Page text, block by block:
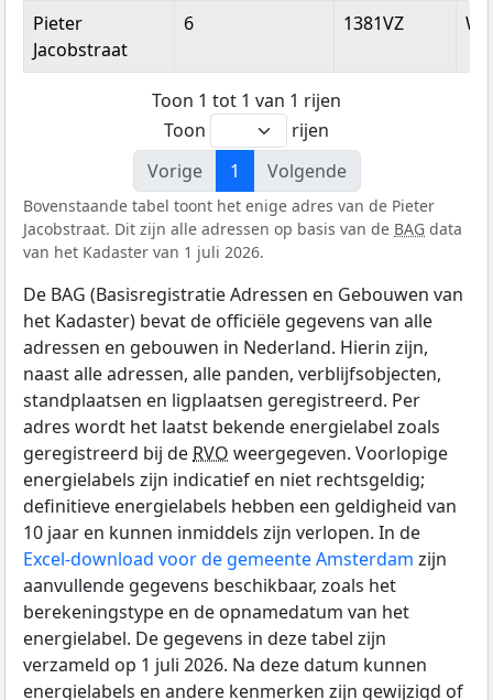
Straatnaam
Huisnummer Postcode
Pieter
Jacobstraat
6 1381VZ
Toon 1 tot 1 van 1 rijen
Toon
rijen
Vorige
1 Volgende
Bovenstaande tabel toont het enige adres van de Pieter
Jacobstraat. Dit zijn alle adressen op basis van de BAG data
van het Kadaster van 1 juli 2026.
De BAG (Basisregistratie Adressen en Gebouwen van
het Kadaster) bevat de officiële gegevens van alle
adressen en gebouwen in Nederland. Hierin zijn,
naast alle adressen, alle panden, verblijfsobjecten,
standplaatsen en ligplaatsen geregistreerd. Per
adres wordt het laatst bekende energielabel zoals
geregistreerd bij de RVO weergegeven. Voorlopige
energielabels zijn indicatief en niet rechtsgeldig;
definitieve energielabels hebben een geldigheid van
10 jaar en kunnen inmiddels zijn verlopen. In de
Excel-download voor de gemeente Amsterdam zijn
aanvullende gegevens beschikbaar, zoals het
berekeningstype en de opnamedatum van het
energielabel. De gegevens in deze tabel zijn
verzameld op 1 juli 2026. Na deze datum kunnen
energielabels en andere kenmerken zijn gewijzigd of